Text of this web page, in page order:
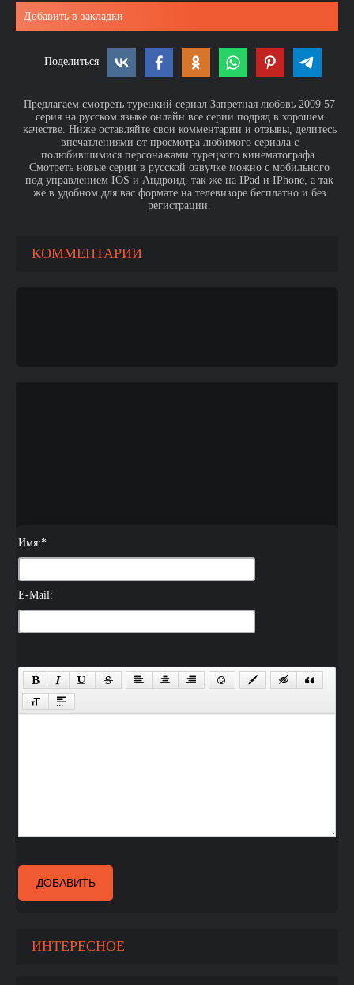
Добавить в закладки
Поделиться
Предлагаем смотреть турецкий сериал Запретная любовь 2009 57
серия на русском языке онлайн все серии подряд в хорошем
качестве. Ниже оставляйте свои комментарии и отзывы, делитесь
впечатлениями от просмотра любимого сериала с
полюбившимися персонажами турецкого кинематографа.
Смотреть новые серии в русской озвучке можно с мобильного
под управлением IOS и Андроид, так же на IPad и IPhone, а так
же в удобном для вас формате на телевизоре бесплатно и без
регистрации.
КОММЕНТАРИИ
Имя:*
E-Mail:
ДОБАВИТЬ
ИНТЕРЕСНОЕ